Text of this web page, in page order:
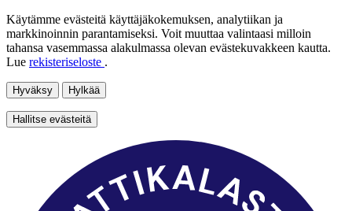
Käytämme evästeitä käyttäjäkokemuksen, analytiikan ja
markkinoinnin parantamiseksi. Voit muuttaa valintaasi milloin
tahansa vasemmassa alakulmassa olevan evästekuvakkeen kautta.
Lue rekisteriseloste .
Hyväksy Hylkää
Hallitse evästeitä